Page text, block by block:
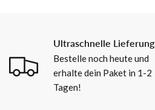
Ultraschnelle Lieferung
Bestelle noch heute und
erhalte dein Paket in 1-2
Tagen!